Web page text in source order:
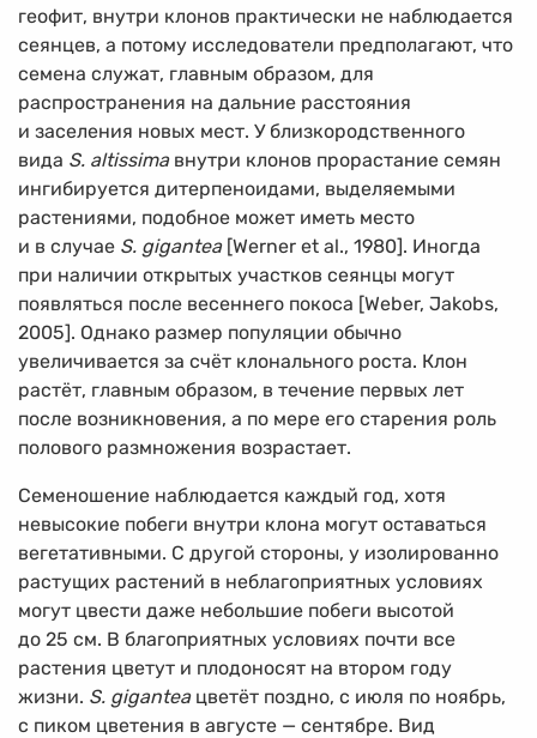
геофит, внутри клонов практически не наблюдается
сеянцев, а потому исследователи предполагают, что
семена служат, главным образом, для
распространения на дальние расстояния
и заселения новых мест. У близкородственного
вида S. altissimaвнутри клонов прорастание семян
ингибируется дитерпеноидами, выделяемыми
растениями, подобное может иметь место
и в случае S. gigantea[Werner et al., 1980]. Иногда
при наличии открытых участков сеянцы могут
появляться после весеннего покоса [Weber, Jakobs,
2005]. Однако размер популяции обычно
увеличивается за счёт клонального роста. Клон
растёт, главным образом, в течение первых лет
после возникновения, а по мере его старения роль
полового размножения возрастает.
Семеношение наблюдается каждый год, хотя
невысокие побеги внутри клона могут оставаться
вегетативными. С другой стороны, у изолированно
растущих растений в неблагоприятных условиях
могут цвести даже небольшие побеги высотой
до 25 см. В благоприятных условиях почти все
растения цветут и плодоносят на втором году
жизни. S. giganteaцветёт поздно, с июля по ноябрь,
с пиком цветения в августе — сентябре. Вид